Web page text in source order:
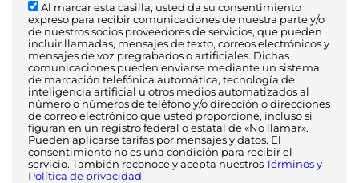
Al marcar esta casilla, usted da su consentimiento
expreso para recibir comunicaciones de nuestra parte y/o
de nuestros socios proveedores de servicios, que pueden
incluir llamadas, mensajes de texto, correos electrónicos y
mensajes de voz pregrabados o artificiales. Dichas
comunicaciones pueden enviarse mediante un sistema
de marcación telefónica automática, tecnología de
inteligencia artificial u otros medios automatizados al
número o números de teléfono y/o dirección o direcciones
de correo electrónico que usted proporcione, incluso si
figuran en un registro federal o estatal de «No llamar».
Pueden aplicarse tarifas por mensajes y datos. El
consentimiento no es una condición para recibir el
servicio. También reconoce y acepta nuestros Términos y
Política de privacidad.